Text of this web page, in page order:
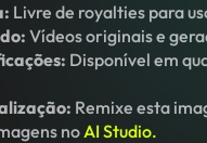
Livre de royalties para
Vídeos originais e
Disponível em
Remixe esta
noAI Studio.